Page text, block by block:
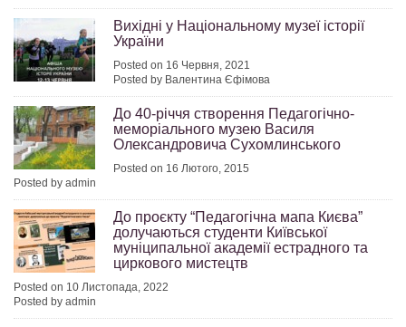
Вихідні у Національному музеї історії
України
Posted on 16 Червня, 2021
Posted by Валентина Єфімова
До 40-річчя створення Педагогічно-
меморіального музею Василя
Олександровича Сухомлинського
Posted on 16 Лютого, 2015
Posted by admin
До проєкту “Педагогічна мапа Києва”
долучаються студенти Київської
муніципальної академії естрадного та
циркового мистецтв
Posted on 10 Листопада, 2022
Posted by admin